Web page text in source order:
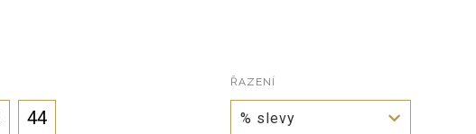
VESTY
KALHOTY
SUKNĚ
44
ŘAZENÍ
% slevy